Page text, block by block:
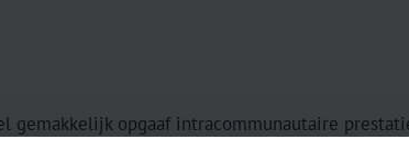
gemakkelijk opgaaf intracommunautaire